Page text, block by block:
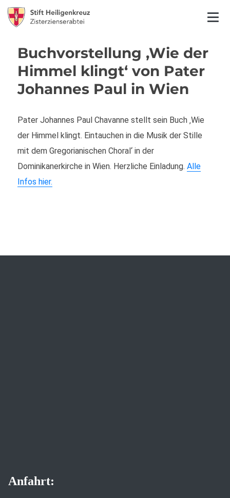
Buchvorstellung ‚Wie der
Himmel klingt‘ von Pater
Johannes Paul in Wien
Pater Johannes Paul Chavanne stellt sein Buch ‚Wie
der Himmel klingt. Eintauchen in die Musik der Stille
mit dem Gregorianischen Choral‘ in der
Dominikanerkirche in Wien. Herzliche Einladung.Alle
Infos hier.
Anfahrt: